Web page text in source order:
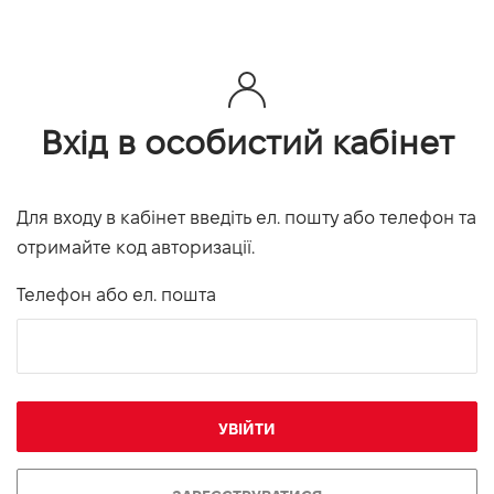
Вхід в особистий кабінет
Для входу в кабінет введіть ел. пошту або телефон та
отримайте код авторизації.
Телефон або ел. пошта
УВІЙТИ